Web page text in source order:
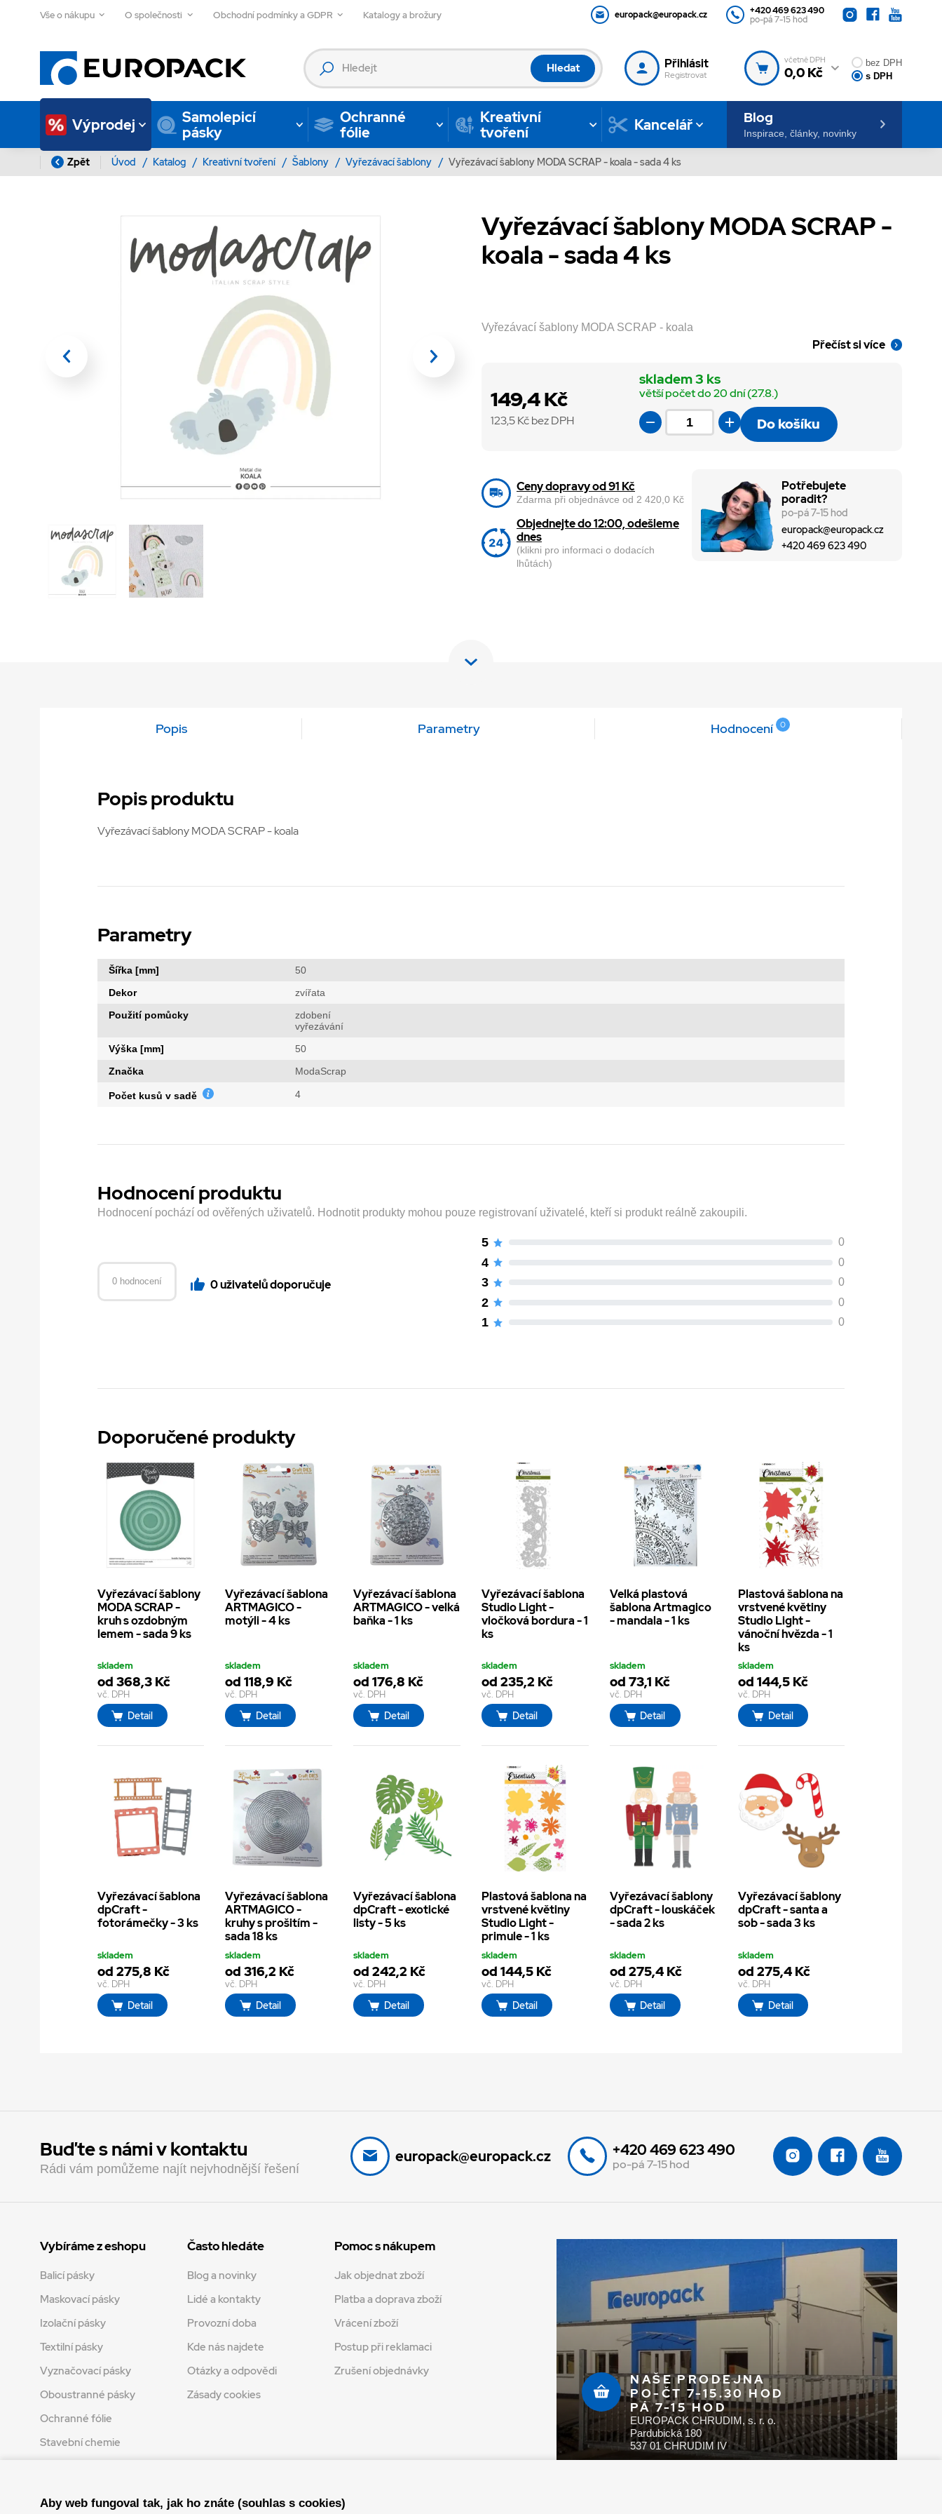
Vše o nákupu O společnosti Obchodní podmínky a GDPR Katalogy a brožury europack@europack.cz
+420 469 623 490
po-pá 7-15 hod
Hledat Přihlásit
Registrovat
včetně DPH
0,0 Kč
bez DPH
s DPH
Výprodej
Samolepicí
pásky
Ochranné
fólie
Kreativní
tvoření
Kancelář Blog
Inspirace, články, novinky
Zpět Úvod / Katalog / Kreativní tvoření / Šablony / Vyřezávací šablony / Vyřezávací šablony MODA SCRAP - koala - sada 4 ks
Vyřezávací šablony MODA SCRAP -
koala - sada 4 ks
Vyřezávací šablony MODA SCRAP - koala
Přečíst si více
149,4 Kč
123,5Kč bez DPH
skladem 3 ks
větší počet do 20 dní (27.8.)
Do košíku
Ceny dopravy od 91 Kč
Zdarma při objednávce od 2 420,0 Kč
Objednejte do 12:00, odešleme
dnes
(klikni pro informaci o dodacích
lhůtách)
Potřebujete
poradit?
po-pá 7-15 hod
europack@europack.cz
+420 469 623 490
Popis Parametry Hodnocení 0
Popis produktu
Vyřezávací šablony MODA SCRAP - koala
Parametry
Šířka [mm]
50
Dekor
zvířata
Použití pomůcky
zdobení
vyřezávání
Výška [mm]
50
Značka
ModaScrap
Počet kusů v sadě 4
Hodnocení produktu
Hodnocení pochází od ověřených uživatelů. Hodnotit produkty mohou pouze registrovaní uživatelé, kteří si produkt reálně zakoupili.
0 hodnocení 0 uživatelů doporučuje
5 0
4 0
3 0
2 0
1 0
Doporučené produkty
Vyřezávací šablony
MODA SCRAP -
kruh s ozdobným
lemem - sada 9 ks
skladem
od 368,3 Kč
vč. DPH
Detail
Vyřezávací šablona
ARTMAGICO -
motýli - 4 ks
skladem
od 118,9 Kč
vč. DPH
Detail
Vyřezávací šablona
ARTMAGICO - velká
baňka - 1 ks
skladem
od 176,8 Kč
vč. DPH
Detail
Vyřezávací šablona
Studio Light -
vločková bordura - 1
ks
skladem
od 235,2 Kč
vč. DPH
Detail
Velká plastová
šablona Artmagico
- mandala - 1 ks
skladem
od 73,1 Kč
vč. DPH
Detail
Plastová šablona na
vrstvené květiny
Studio Light -
vánoční hvězda - 1
ks
skladem
od 144,5 Kč
vč. DPH
Detail
Vyřezávací šablona
dpCraft -
fotorámečky - 3 ks
skladem
od 275,8 Kč
vč. DPH
Detail
Vyřezávací šablona
ARTMAGICO -
kruhy s prošitím -
sada 18 ks
skladem
od 316,2 Kč
vč. DPH
Detail
Vyřezávací šablona
dpCraft - exotické
listy - 5 ks
skladem
od 242,2 Kč
vč. DPH
Detail
Plastová šablona na
vrstvené květiny
Studio Light -
primule - 1 ks
skladem
od 144,5 Kč
vč. DPH
Detail
Vyřezávací šablony
dpCraft - louskáček
- sada 2 ks
skladem
od 275,4 Kč
vč. DPH
Detail
Vyřezávací šablony
dpCraft - santa a
sob - sada 3 ks
skladem
od 275,4 Kč
vč. DPH
Detail
Buďte s námi v kontaktu
Rádi vám pomůžeme najít nejvhodnější řešení
europack@europack.cz +420 469 623 490
po-pá 7-15 hod
Vybíráme z eshopu
Balicí pásky
Maskovací pásky
Izolační pásky
Textilní pásky
Vyznačovací pásky
Oboustranné pásky
Ochranné fólie
Stavební chemie
Často hledáte
Blog a novinky
Lidé a kontakty
Provozní doba
Kde nás najdete
Otázky a odpovědi
Zásady cookies
Pomoc s nákupem
Jak objednat zboží
Platba a doprava zboží
Vrácení zboží
Postup při reklamaci
Zrušení objednávky
NAŠE PRODEJNA
PO-ČT 7-15.30 HOD
PÁ 7-15 HOD
EUROPACK CHRUDIM, s. r. o.
Pardubická 180
537 01 CHRUDIM IV
Aby web fungoval tak, jak ho znáte (souhlas s cookies)